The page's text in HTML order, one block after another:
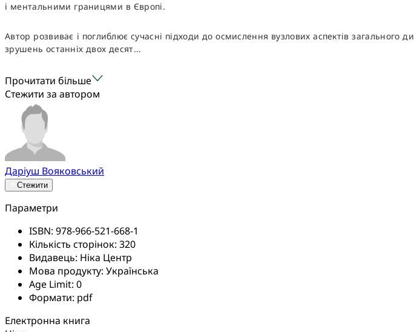
і ментальними границями в Європі.
Автор розвиває і поглиблює сучасні підходи до осмислення вузлових аспектів загального
зрушень останніх двох десят...
Прочитати більше
Стежити за автором
Даріуш Вояковський
Стежити
Параметри
ISBN: 978-966-521-668-1
Кількість сторінок: 320
Видавець: Ніка Центр
Мова продукту: Українська
Age Limit: 0
Формати: pdf
Електронна книга